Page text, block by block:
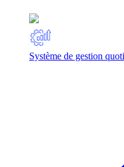
Système de gestion